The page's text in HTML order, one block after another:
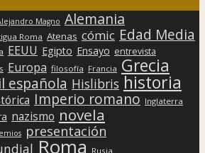
Magno Alemania
Roma Atenas cómic Edad Media
EEUU Egipto Ensayo entrevista
Europa filosofía Francia Grecia
española Hislibris historia
Imperio romano Inglaterra
nazismo novela
presentación
Roma Rusia